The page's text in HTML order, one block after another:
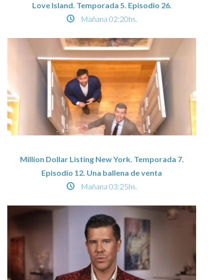
Love Island. Temporada 5. Episodio 26.
Mañana 02:20hs.
Million Dollar Listing New York. Temporada 7.
Episodio 12. Una ballena de venta
Mañana 03:25hs.